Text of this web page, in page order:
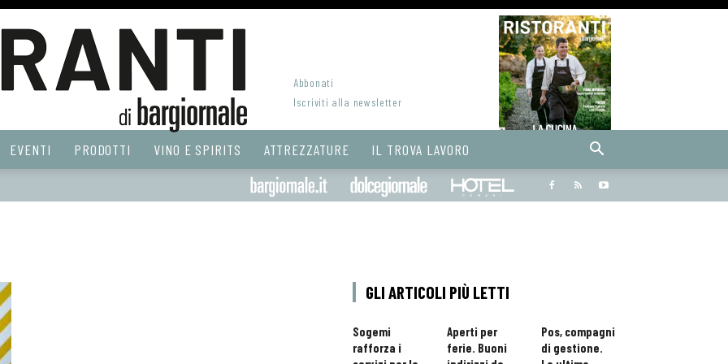
Abbonati
Iscriviti alla newsletter
EVENTI PRODOTTI VINO E SPIRITS ATTREZZATURE IL TROVA LAVORO
Bargiornale dolcegiornale
GLI ARTICOLI PIÙ LETTI
Sogemi
rafforza i
Aperti per
ferie. Buoni
Pos, compagni
di gestione.